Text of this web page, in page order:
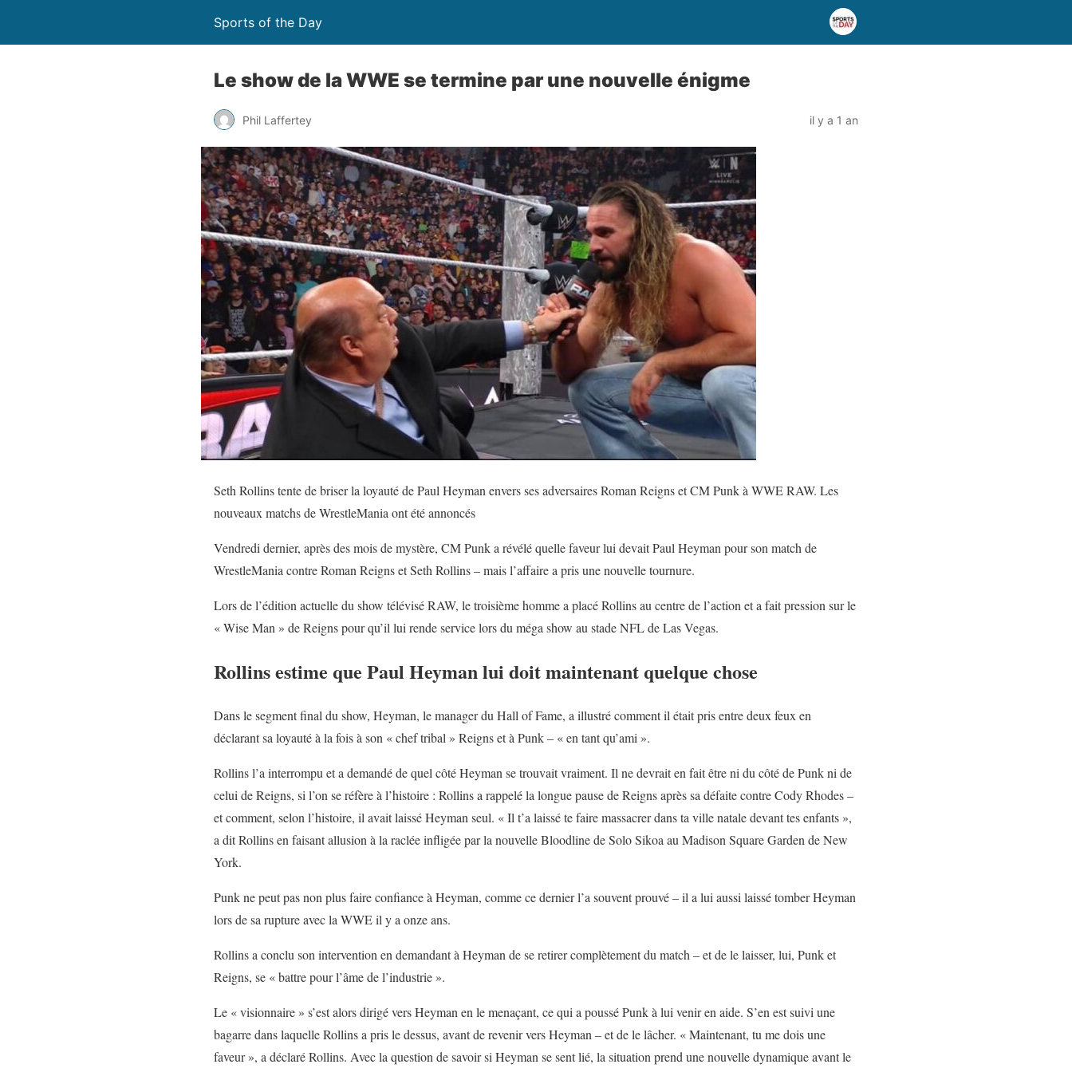
Sports of the Day
Le show de la WWE se termine par une nouvelle énigme
Phil Laffertey il y a 1 an
Seth Rollins tente de briser la loyauté de Paul Heyman envers ses adversaires Roman Reigns et CM Punk à WWE RAW. Les
nouveaux matchs de WrestleMania ont été annoncés
Vendredi dernier, après des mois de mystère, CM Punk a révélé quelle faveur lui devait Paul Heyman pour son match de
WrestleMania contre Roman Reigns et Seth Rollins – mais l’affaire a pris une nouvelle tournure.
Lors de l’édition actuelle du show télévisé RAW, le troisième homme a placé Rollins au centre de l’action et a fait pression sur le
« Wise Man » de Reigns pour qu’il lui rende service lors du méga show au stade NFL de Las Vegas.
Rollins estime que Paul Heyman lui doit maintenant quelque chose
Dans le segment final du show, Heyman, le manager du Hall of Fame, a illustré comment il était pris entre deux feux en
déclarant sa loyauté à la fois à son « chef tribal » Reigns et à Punk – « en tant qu’ami ».
Rollins l’a interrompu et a demandé de quel côté Heyman se trouvait vraiment. Il ne devrait en fait être ni du côté de Punk ni de
celui de Reigns, si l’on se réfère à l’histoire : Rollins a rappelé la longue pause de Reigns après sa défaite contre Cody Rhodes –
et comment, selon l’histoire, il avait laissé Heyman seul. « Il t’a laissé te faire massacrer dans ta ville natale devant tes enfants »,
a dit Rollins en faisant allusion à la raclée infligée par la nouvelle Bloodline de Solo Sikoa au Madison Square Garden de New
York.
Punk ne peut pas non plus faire confiance à Heyman, comme ce dernier l’a souvent prouvé – il a lui aussi laissé tomber Heyman
lors de sa rupture avec la WWE il y a onze ans.
Rollins a conclu son intervention en demandant à Heyman de se retirer complètement du match – et de le laisser, lui, Punk et
Reigns, se « battre pour l’âme de l’industrie ».
Le « visionnaire » s’est alors dirigé vers Heyman en le menaçant, ce qui a poussé Punk à lui venir en aide. S’en est suivi une
bagarre dans laquelle Rollins a pris le dessus, avant de revenir vers Heyman – et de le lâcher. « Maintenant, tu me dois une
faveur », a déclaré Rollins. Avec la question de savoir si Heyman se sent lié, la situation prend une nouvelle dynamique avant le